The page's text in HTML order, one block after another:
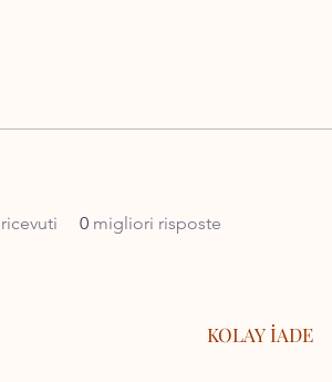
0 migliori risposte
KOLAY İADE